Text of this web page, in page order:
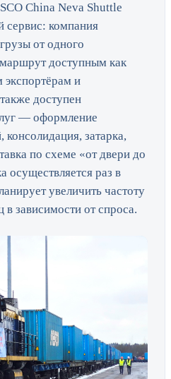
China Neva Shuttle
сервис: компания
от одного
маршрут доступным как
и
доступен
— оформление
затарка,
по схеме «от двери до
осуществляется раз в
увеличить частоту
в зависимости от спроса.